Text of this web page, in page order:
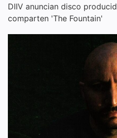
DIIV anuncian disco
comparten 'The Fountain'